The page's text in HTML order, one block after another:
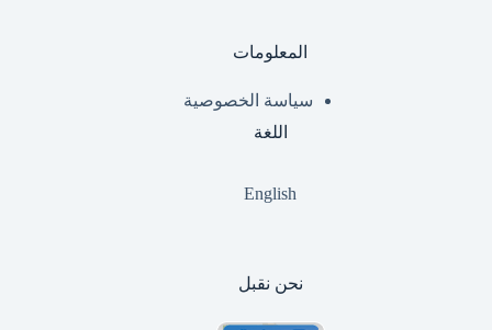
المعلومات
سياسة الخصوصية
اللغة
English
نحن نقبل